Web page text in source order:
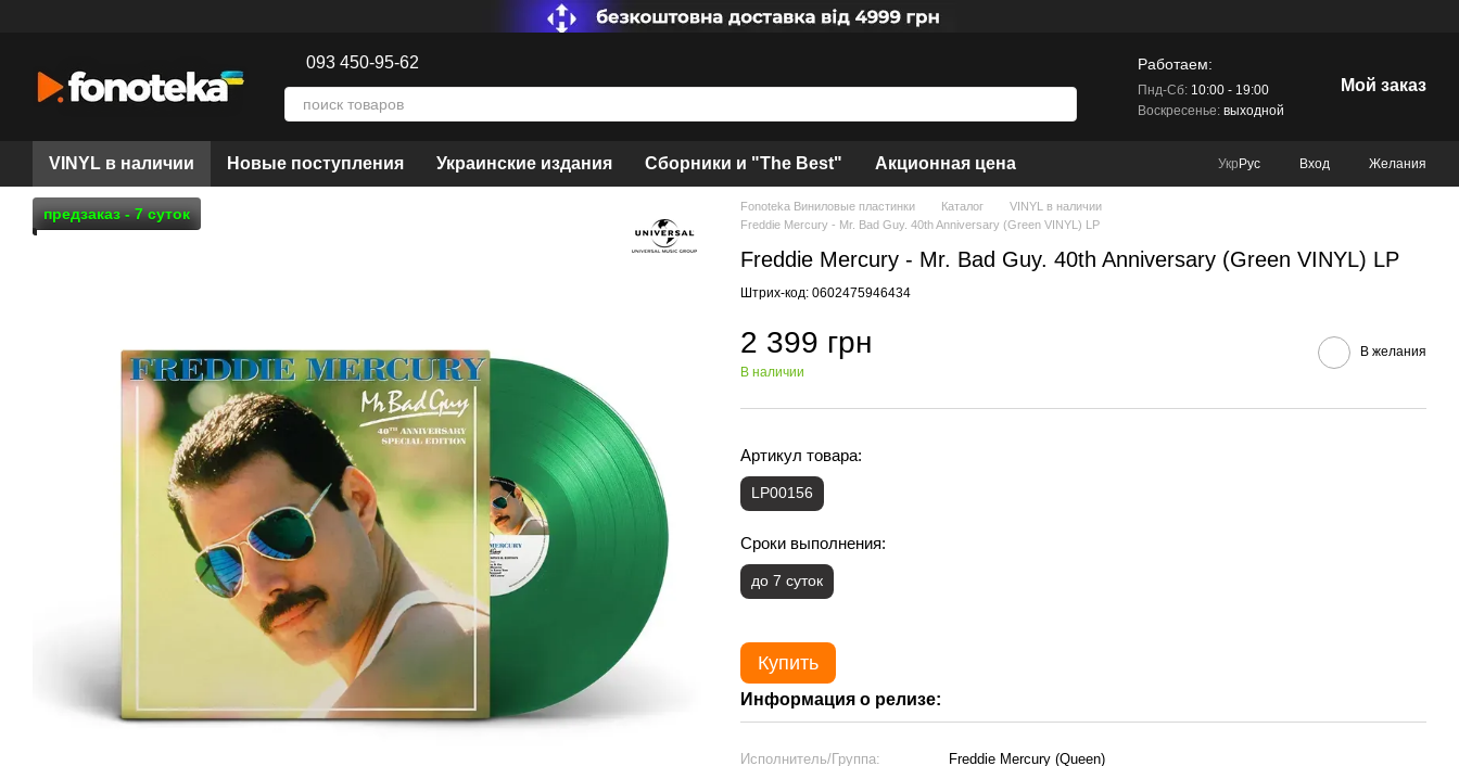
093 450-95-62 Работаем:
Пнд-Сб:10:00 - 19:00
Воскресенье:выходной
Мой заказ
VINYL в наличии Новые поступления Украинские издания Сборники и "The Best" Акционная цена Укр Рус Вход Желания
предзаказ - 7 суток Fonoteka Виниловые пластинки Каталог
VINYL в наличии
Freddie Mercury - Mr. Bad Guy. 40th Anniversary (Green VINYL) LP
Freddie Mercury - Mr. Bad Guy. 40th Anniversary (Green VINYL) LP
Штрих-код: 0602475946434
2 399 грн
В наличии
В желания
Артикул товара:
LP00156
Сроки выполнения:
до 7 суток
Купить
Информация о релизе:
Исполнитель/Группа:
Freddie Mercury (Queen)